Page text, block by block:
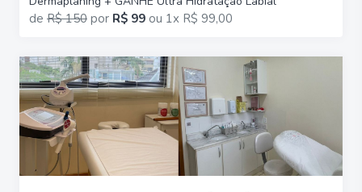
de R$ 150 por R$ 99 ou 1x R$ 99,00